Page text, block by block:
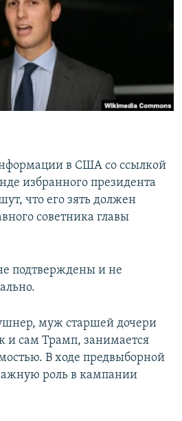
в США со ссылкой
избранного президента
что его зять должен
советника главы
подтверждены и не
муж старшей дочери
и сам Трамп, занимается
В ходе предвыборной
роль в кампании